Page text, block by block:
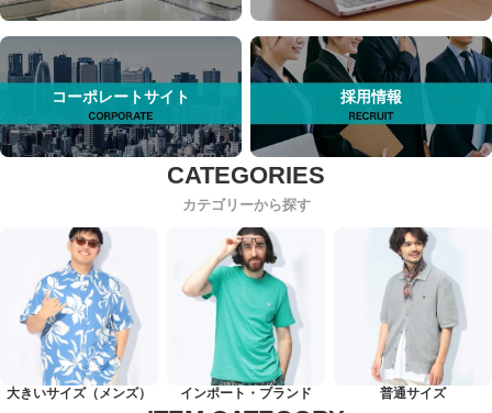
コーポレートサイト 採用情報
カテゴリーから探す
大きいサイズ（メンズ） インポート・ブランド 普通サイズ